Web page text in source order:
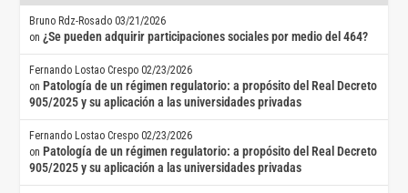
Bruno Rdz-Rosado 03/21/2026
on¿Se pueden adquirir participaciones sociales por medio del 464?
Fernando Lostao Crespo 02/23/2026
on Patología de un régimen regulatorio: a propósito del Real Decreto
905/2025 y su aplicación a las universidades privadas
Fernando Lostao Crespo 02/23/2026
on Patología de un régimen regulatorio: a propósito del Real Decreto
905/2025 y su aplicación a las universidades privadas